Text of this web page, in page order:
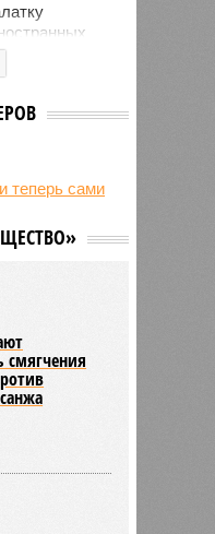
в
семьи
людей
и
разведки
смягчения